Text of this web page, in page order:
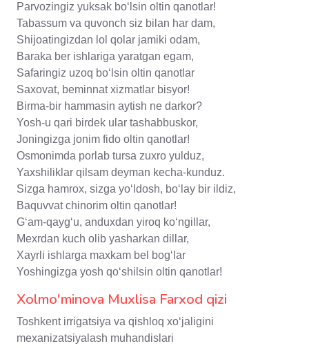
Parvozingiz yuksak bo‘lsin oltin qanotlar!
Tabassum va quvonch siz bilan har dam,
Shijoatingizdan lol qolar jamiki odam,
Baraka ber ishlariga yaratgan egam,
Safaringiz uzoq bo‘lsin oltin qanotlar
Saxovat, beminnat xizmatlar bisyor!
Birma-bir hammasin aytish ne darkor?
Yosh-u qari birdek ular tashabbuskor,
Joningizga jonim fido oltin qanotlar!
Osmonimda porlab tursa zuxro yulduz,
Yaxshiliklar qilsam deyman kecha-kunduz.
Sizga hamrox, sizga yo‘ldosh, bo‘lay bir ildiz,
Baquvvat chinorim oltin qanotlar!
G‘am-qayg‘u, anduxdan yiroq ko‘ngillar,
Mexrdan kuch olib yasharkan dillar,
Xayrli ishlarga maxkam bel bog‘lar
Yoshingizga yosh qo‘shilsin oltin qanotlar!
Xolmo'minova Muxlisa Farxod qizi
Toshkent irrigatsiya va qishloq xo‘jaligini
mexanizatsiyalash muhandislari